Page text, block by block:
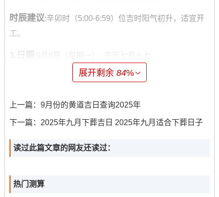
时辰建议:辛卯时（5:00-6:59）位吉时阳气初升，适宜开
工。
3.日期
:宜:嫁娶、祈福、求嗣、出行、拆卸、修造、动
床；忌:无明确禁忌。
日子特征
谨慎行事但亦可行建设之事...
时辰建议
展开剩余84%
上一篇： 9月份的黄道吉日查询2025年
下一篇： 2025年九月下葬吉日 2025年九月适合下葬日子
读过此篇文章的网友还读过：
热门测算